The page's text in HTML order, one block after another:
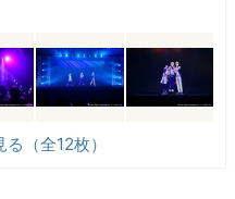
（全12枚）